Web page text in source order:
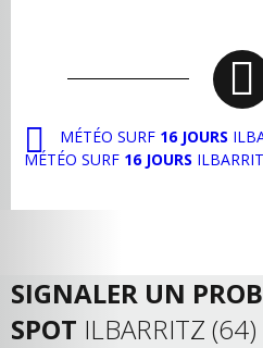
MÉTÉO SURF 16 JOURS
MÉTÉO SURF 16 JOURS
SIGNALER UN
SPOT ILBARRITZ (64)